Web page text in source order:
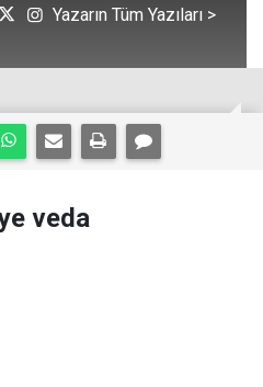
Yazarın Tüm Yazıları >
veda